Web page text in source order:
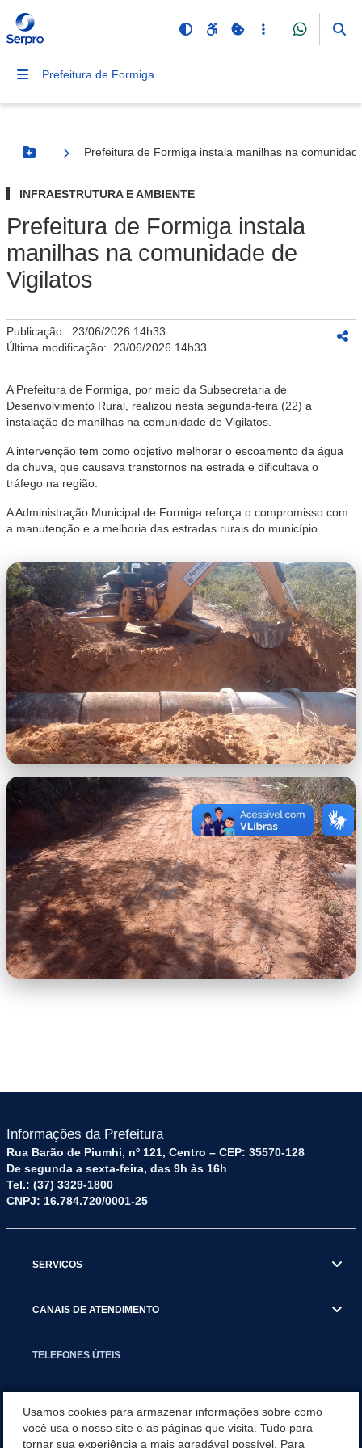
Prefeitura de Formiga
Botão Menu
Prefeitura de Formiga instala manilhas na
INFRAESTRUTURA E AMBIENTE
Prefeitura de Formiga instala
manilhas na comunidade de
Vigilatos
Publicação: 23/06/2026 14h33
Última modificação: 23/06/2026 14h33
A Prefeitura de Formiga, por meio da Subsecretaria de
Desenvolvimento Rural, realizou nesta segunda-feira (22) a
instalação de manilhas na comunidade de Vigilatos.
A intervenção tem como objetivo melhorar o escoamento da água
da chuva, que causava transtornos na estrada e dificultava o
tráfego na região.
A Administração Municipal de Formiga reforça o compromisso com
a manutenção e a melhoria das estradas rurais do município.
Manilhas Vigilatos 1.jpeg
Informações da Prefeitura
Rua Barão de Piumhi, nº 121, Centro – CEP: 35570-128
De segunda a sexta-feira, das 9h às 16h
Tel.: (37) 3329-1800
CNPJ: 16.784.720/0001-25
SERVIÇOS
CANAIS DE ATENDIMENTO
TELEFONES ÚTEIS
NOTÍCIAS
Usamos cookies para armazenar informações sobre como
você usa o nosso site e as páginas que visita. Tudo para
tornar sua experiência a mais agradável possível. Para